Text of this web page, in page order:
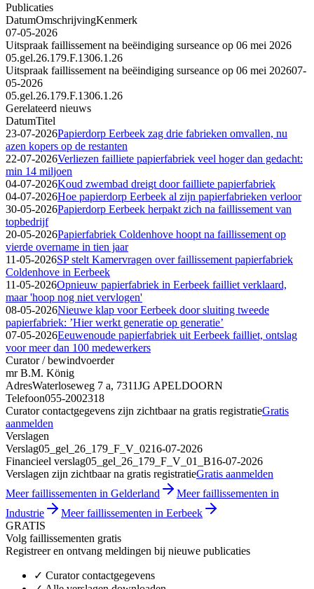
Publicaties
DatumOmschrijvingKenmerk
07-05-2026
Uitspraak faillissement na beëindiging surseance op 06 mei 2026
05.gel.26.179.F.1306.1.26
Uitspraak faillissement na beëindiging surseance op 06 mei 202607-
05-2026
05.gel.26.179.F.1306.1.26
Gerelateerd nieuws
DatumTitel
23-07-2026Papierdorp Eerbeek zag drie fabrieken omvallen, nu
azen kopers op de restanten
22-07-2026Verliezen failliete papierfabriek veel hoger dan gedacht:
min 14 miljoen
04-07-2026Koud zwembad dreigt door failliete papierfabriek
04-07-2026Hoe papierdorp Eerbeek al zijn papierfabrieken verloor
30-05-2026Papierdorp Eerbeek herpakt zich na faillissement van
topbedrijf
20-05-2026Papierfabriek Coldenhove hoopt na faillissement op
vierde overname in tien jaar
11-05-2026SP stelt Kamervragen over faillissement papierfabriek
Coldenhove in Eerbeek
11-05-2026Opnieuw papierfabriek in Eerbeek failliet verklaard,
maar 'hoop nog niet vervlogen'
08-05-2026Nieuwe klap voor Eerbeek door sluiting tweede
papierfabriek: ’Hier werkt generatie op generatie’
07-05-2026Eeuwenoude papierfabriek uit Eerbeek failliet, ontslag
voor meer dan 100 medewerkers
Curator / bewindvoerder
mr B.M. König
AdresWaterloseweg 7 a, 7311JG APELDOORN
Telefoon055-2002318
Curator contactgegevens zijn zichtbaar na gratis registratieGratis
aanmelden
Verslagen
Verslag05_gel_26_179_F_V_0216-07-2026
Financieel verslag05_gel_26_179_F_V_01_B16-07-2026
Verslagen zijn zichtbaar na gratis registratieGratis aanmelden
Meer faillissementen in Gelderland
Meer faillissementen in
Industrie
Meer faillissementen in Eerbeek
GRATIS
Volg faillissementen gratis
Registreer en ontvang meldingen bij nieuwe publicaties
✓ Curator contactgegevens